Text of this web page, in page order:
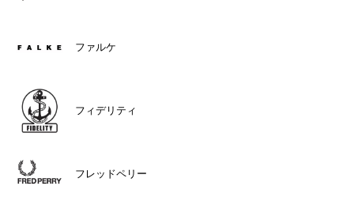
ファルケ
フィデリティ
フレッドペリー